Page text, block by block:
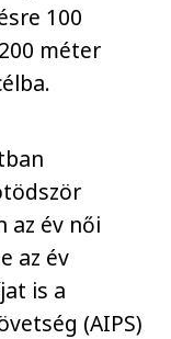
100
méter
az év női
az év
is a
(AIPS)